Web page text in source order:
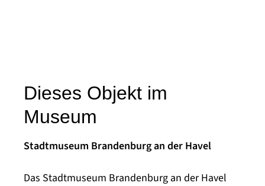
Dieses Objekt im
Museum
Stadtmuseum Brandenburg an der Havel
Das Stadtmuseum Brandenburg an der Havel